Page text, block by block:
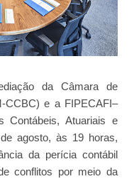
da Câmara de
CCBC) e a FIPECAFI–
Contábeis, Atuariais e
agosto, às 19 horas,
da perícia contábil
conflitos por meio da